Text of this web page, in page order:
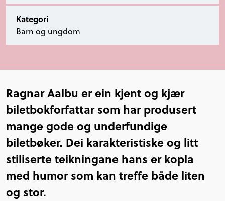
Kategori
Barn og ungdom
Ragnar Aalbu er ein kjent og kjær
biletbokforfattar som har produsert
mange gode og underfundige
biletbøker. Dei karakteristiske og litt
stiliserte teikningane hans er kopla
med humor som kan treffe både liten
og stor.